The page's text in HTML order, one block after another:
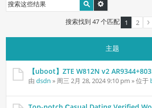
搜索找到 47 个匹配 1 2
主题
【uboot】ZTE W812N v2
由 dsdn » 周三 2月 28, 2024 9:10 pm » 位于